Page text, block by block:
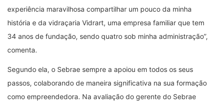
experiência maravilhosa compartilhar um pouco da minha
história e da vidraçaria Vidrart, uma empresa familiar que tem
34 anos de fundação, sendo quatro sob minha administração”,
comenta.
Segundo ela, o Sebrae sempre a apoiou em todos os seus
passos, colaborando de maneira significativa na sua formação
como empreendedora. Na avaliação do gerente do Sebrae